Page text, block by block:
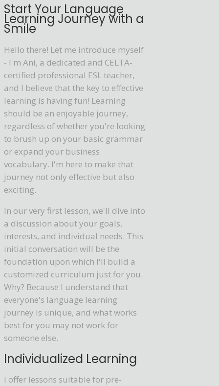
Start Your Language
Learning Journey with a
Smile
Hello there! Let me introduce myself
- I'm Ani, a dedicated and CELTA-
certified professional ESL teacher,
and I believe that the key to effective
learning is having fun! Learning
should be an enjoyable journey,
regardless of whether you're looking
to brush up on your basic grammar
or expand your business
vocabulary. I'm here to make that
journey not only effective but also
exciting.
In our very first lesson, we'll dive into
a discussion about your goals,
interests, and individual needs. This
initial conversation will be the
foundation upon which I'll build a
customized curriculum just for you.
Why? Because I understand that
everyone's language learning
journey is unique, and what works
best for you may not work for
someone else.
Individualized Learning
I offer lessons suitable for pre-